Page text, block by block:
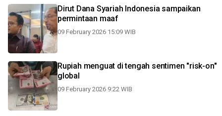
Dirut Dana Syariah Indonesia sampaikan
permintaan maaf
09 February 2026 15:09 WIB
Rupiah menguat di tengah sentimen "risk-on"
global
09 February 2026 9:22 WIB